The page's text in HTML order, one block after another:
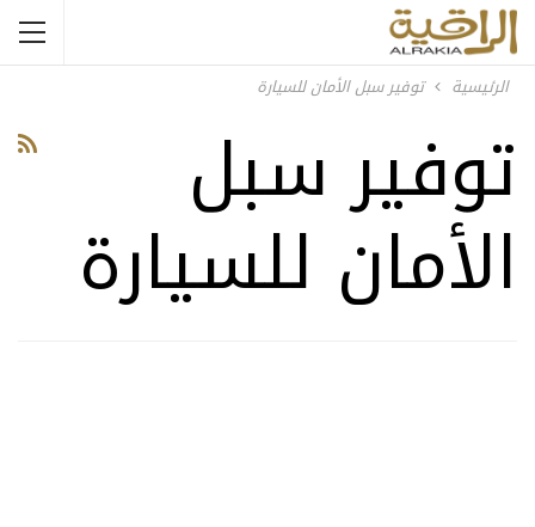
الرئيسية توفير سبل الأمان للسيارة
توفير سبل
الأمان للسيارة